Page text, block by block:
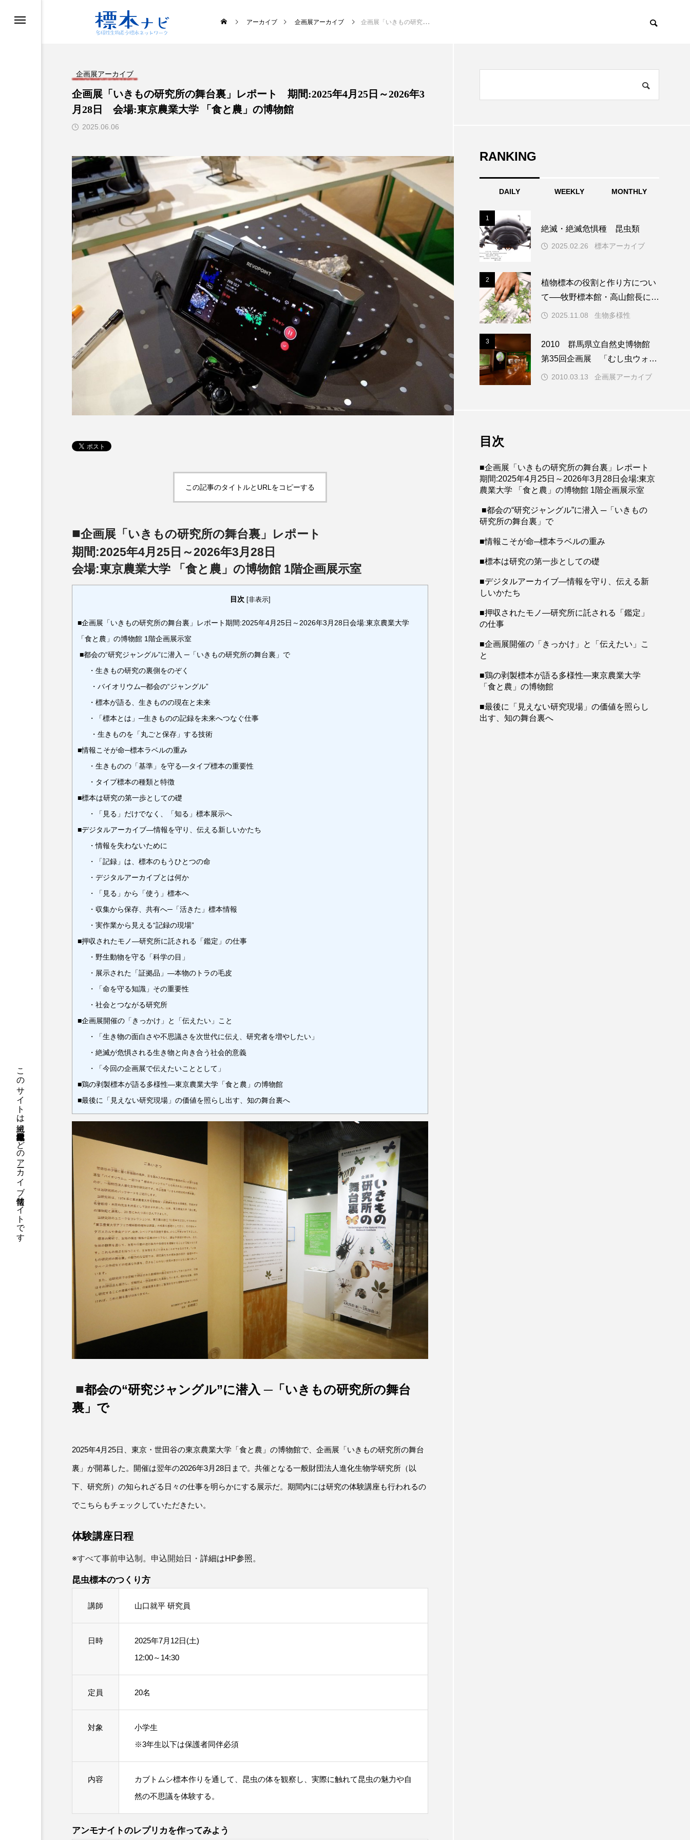
このサイトは絶滅、絶滅危惧種標本などのアーカイブ情報サイトです
アーカイブ 企画展アーカイブ 企画展「いきもの研究所の舞台裏」レポート 期間:2025年4月25日～2026年3月28日 会場:東京農業大学 「食と農」の博物館
企画展アーカイブ
企画展「いきもの研究所の舞台裏」レポート 期間:2025年4月25日～2026年3
月28日 会場:東京農業大学 「食と農」の博物館
2025.06.06
この記事のタイトルとURLをコピーする
■企画展「いきもの研究所の舞台裏」レポート
期間:2025年4月25日～2026年3月28日
会場:東京農業大学 「食と農」の博物館 1階企画展示室
目次 [非表示]
■企画展「いきもの研究所の舞台裏」レポート期間:2025年4月25日～2026年3月28日会場:東京農業大学
「食と農」の博物館 1階企画展示室
■都会の“研究ジャングル”に潜入 ─「いきもの研究所の舞台裏」で
・生きもの研究の裏側をのぞく
・バイオリウム─都会の“ジャングル”
・標本が語る、生きものの現在と未来
・「標本とは」─生きものの記録を未来へつなぐ仕事
・生きものを「丸ごと保存」する技術
■情報こそが命─標本ラベルの重み
・生きものの「基準」を守る―タイプ標本の重要性
・タイプ標本の種類と特徴
■標本は研究の第一歩としての礎
・「見る」だけでなく、「知る」標本展示へ
■デジタルアーカイブ―情報を守り、伝える新しいかたち
・情報を失わないために
・「記録」は、標本のもうひとつの命
・デジタルアーカイブとは何か
・「見る」から「使う」標本へ
・収集から保存、共有へ─「活きた」標本情報
・実作業から見える“記録の現場”
■押収されたモノ―研究所に託される「鑑定」の仕事
・野生動物を守る「科学の目」
・展示された「証拠品」―本物のトラの毛皮
・「命を守る知識」その重要性
・社会とつながる研究所
■企画展開催の「きっかけ」と「伝えたい」こと
・「生き物の面白さや不思議さを次世代に伝え、研究者を増やしたい」
・絶滅が危惧される生き物と向き合う社会的意義
・「今回の企画展で伝えたいこととして」
■鶏の剥製標本が語る多様性―東京農業大学「食と農」の博物館
■最後に「見えない研究現場」の価値を照らし出す、知の舞台裏へ
■都会の“研究ジャングル”に潜入 ─「いきもの研究所の舞台
裏」で
2025年4月25日、東京・世田谷の東京農業大学「食と農」の博物館で、企画展「いきもの研究所の舞台
裏」が開幕した。開催は翌年の2026年3月28日まで。共催となる一般財団法人進化生物学研究所（以
下、研究所）の知られざる日々の仕事を明らかにする展示だ。期間内には研究の体験講座も行われるの
でこちらもチェックしていただきたい。
体験講座日程
※すべて事前申込制。申込開始日・ 詳細はHP参照。
昆虫標本のつくり方
講師 山口就平 研究員
日時
2025年7月12日(土)
12:00～14:30
定員 20名
対象
小学生
※3年生以下は保護者同伴必須
内容
カブトムシ標本作りを通して、昆虫の体を観察し、実際に触れて昆虫の魅力や自
然の不思議を体験する。
アンモナイトのレプリカを作ってみよう
RANKING
DAILY WEEKLY MONTHLY
1
絶滅・絶滅危惧種 昆虫類
2025.02.26 標本アーカイブ
2
植物標本の役割と作り方につい
て──牧野標本館・高山館長に聞
く植物標本ができるまで
2025.11.08 生物多様性
3
2010 群馬県立自然史博物館
第35回企画展 「むし虫ウォッ
チング」 開催期間：2010年3月
2010.03.13 企画展アーカイブ
目次
■企画展「いきもの研究所の舞台裏」レポート
期間:2025年4月25日～2026年3月28日会場:東京
農業大学 「食と農」の博物館 1階企画展示室
■都会の“研究ジャングル”に潜入 ─「いきもの
研究所の舞台裏」で
■情報こそが命─標本ラベルの重み
■標本は研究の第一歩としての礎
■デジタルアーカイブ―情報を守り、伝える新
しいかたち
■押収されたモノ―研究所に託される「鑑定」
の仕事
■企画展開催の「きっかけ」と「伝えたい」こ
と
■鶏の剥製標本が語る多様性―東京農業大学
「食と農」の博物館
■最後に「見えない研究現場」の価値を照らし
出す、知の舞台裏へ